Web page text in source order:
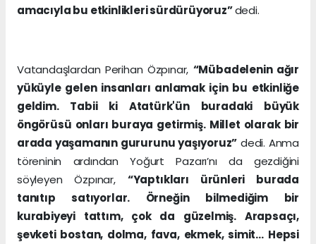
amacıyla bu etkinlikleri sürdürüyoruz”dedi.
Vatandaşlardan Perihan Özpınar, “Mübadelenin ağır
yüküyle gelen insanları anlamak için bu etkinliğe
geldim. Tabii ki Atatürk'ün buradaki büyük
öngörüsü onları buraya getirmiş. Millet olarak bir
arada yaşamanın gururunu yaşıyoruz” dedi. Anma
töreninin ardından Yoğurt Pazarı’nı da gezdiğini
söyleyen Özpınar, “Yaptıkları ürünleri burada
tanıtıp satıyorlar. Örneğin bilmediğim bir
kurabiyeyi tattım, çok da güzelmiş. Arapsaçı,
şevketi bostan, dolma, fava, ekmek, simit… Hepsi